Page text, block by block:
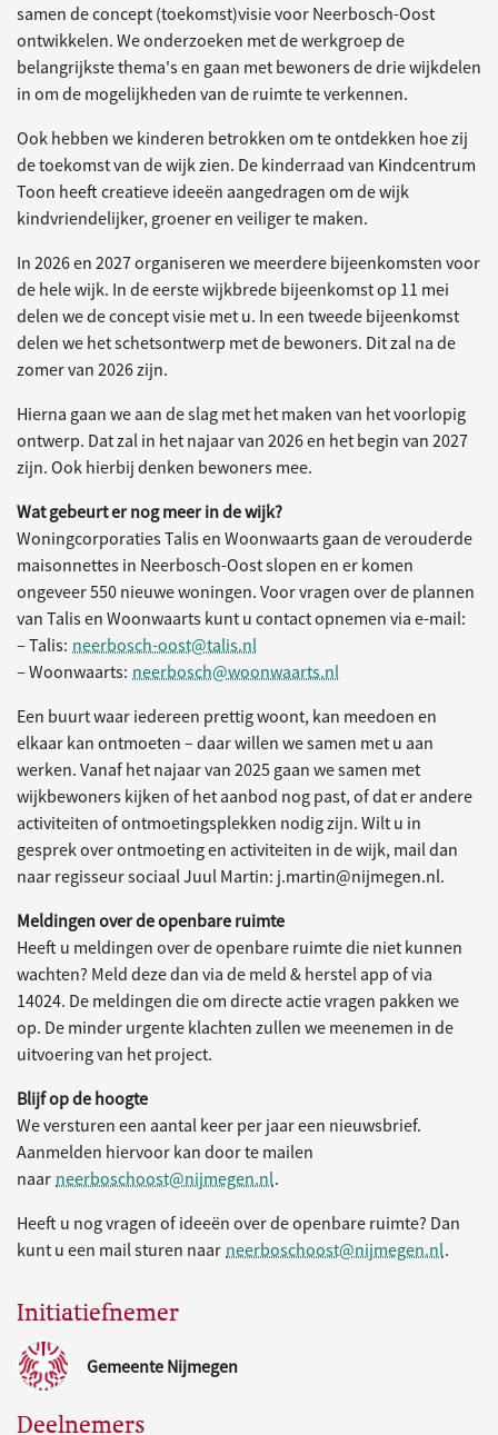
samen de concept (toekomst)visie voor Neerbosch-Oost
ontwikkelen. We onderzoeken met de werkgroep de
belangrijkste thema's en gaan met bewoners de drie wijkdelen
in om de mogelijkheden van de ruimte te verkennen.
Ook hebben we kinderen betrokken om te ontdekken hoe zij
de toekomst van de wijk zien. De kinderraad van Kindcentrum
Toon heeft creatieve ideeën aangedragen om de wijk
kindvriendelijker, groener en veiliger te maken.
In 2026 en 2027 organiseren we meerdere bijeenkomsten voor
de hele wijk. In de eerste wijkbrede bijeenkomst op 11 mei
delen we de concept visie met u. In een tweede bijeenkomst
delen we het schetsontwerp met de bewoners. Dit zal na de
zomer van 2026 zijn.
Hierna gaan we aan de slag met het maken van het voorlopig
ontwerp. Dat zal in het najaar van 2026 en het begin van 2027
zijn. Ook hierbij denken bewoners mee.
Wat gebeurt er nog meer in de wijk?
Woningcorporaties Talis en Woonwaarts gaan de verouderde
maisonnettes in Neerbosch-Oost slopen en er komen
ongeveer 550 nieuwe woningen. Voor vragen over de plannen
van Talis en Woonwaarts kunt u contact opnemen via e-mail:
– Talis: neerbosch-oost@talis.nl
– Woonwaarts: neerbosch@woonwaarts.nl
Een buurt waar iedereen prettig woont, kan meedoen en
elkaar kan ontmoeten – daar willen we samen met u aan
werken. Vanaf het najaar van 2025 gaan we samen met
wijkbewoners kijken of het aanbod nog past, of dat er andere
activiteiten of ontmoetingsplekken nodig zijn. Wilt u in
gesprek over ontmoeting en activiteiten in de wijk, mail dan
naar regisseur sociaal Juul Martin: j.martin@nijmegen.nl.
Meldingen over de openbare ruimte
Heeft u meldingen over de openbare ruimte die niet kunnen
wachten? Meld deze dan via de meld & herstel app of via
14024. De meldingen die om directe actie vragen pakken we
op. De minder urgente klachten zullen we meenemen in de
uitvoering van het project.
Blijf op de hoogte
We versturen een aantal keer per jaar een nieuwsbrief.
Aanmelden hiervoor kan door te mailen
naar neerboschoost@nijmegen.nl.
Heeft u nog vragen of ideeën over de openbare ruimte? Dan
kunt u een mail sturen naar neerboschoost@nijmegen.nl.
Initiatiefnemer
Gemeente Nijmegen
Deelnemers